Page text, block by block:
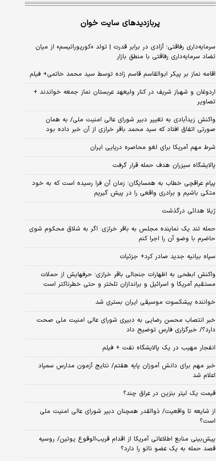
پربازدیدهای سایت خوان
سرمایه‌داری رفاقتی؛ آزادی در برابر قدرت | تولد «کورپوراتیسم» از میان
تضاد سرمایه‌داری رفاقتی با منطق بازار
اقامه نماز بر پیکر ابوالقاسم قاسم زاده توسط سید محمد خاتمی+ فیلم
اردوغان و شهباز شریف در کنار ولیعهد عربستان نماز جمعه خواندند +
تصاویر
واکنش زیدآبادی به تغییر دبیر شورای عالی امنیت ملی/ به همان
صورتی اتفاق افتاد که سید محمد باقر خرازی از آن خبر داده بود
شرط مهم آمریکا برای لغو محاصره دریایی ایران
پالایشگاه سیزران هدف حمله قرار گرفت
پیام عراقچی خطاب به همسایگان؛ زمان آن فرا رسیده است که به خود
متکی باشیم و برادری واقعی را در پیش گیریم
ژیلا هدائی درگذشت
حمله تند یک نماینده مجلس به باقر خرازی: اگر به شلاق محکوم شوی
حاضرم با وضو آن را اجرا کنم
سپاه بیانیه جدید صادر کرد+ جزئیات
واکنش ابطحی به اظهارات جنجالی باقر خرازی؛ حرفهایش از حملات
مستقیم آمریکا و اسرائیل و براندازان تلختر و حتی خطرناکتر است
خواننده پیشکسوت موسیقی ایران بستری شد
خبر انتصاب محسن رضایی به دبیری شورای عالی امنیت ملی صحت
دارد؟/ خبرگزاری فارس توضیح داد
انفجار مهیب در یک پالایشگاه نفت + فیلم
خبر مهم برای دانش آموزان پایه هفتم/ نتایج آزمون مدارس سمپاد
اعلام شد
قیمت یک لیتر بنزین در عراق چند؟
از شایعه تا واقعیت/ ذوالقدر همچنان دبیر شورای ‌عالی امنیت ملی
است؟
پیش‌بینی منابع اطلاعاتی آمریکا از اقدام قریب‌الوقوع پوتین/ روسیه
قصد حمله به یک عضو ناتو را دارد؟